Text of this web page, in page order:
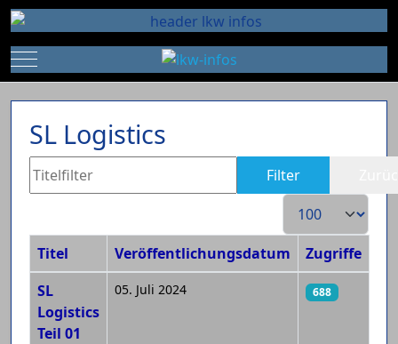
Mobile Menu Toggle
SL Logistics
Titelfilter Filter
Anzeige #
Beiträge
Titel Veröffentlichungsdatum
Zugriffe
SL
Logistics
Teil 01
05. Juli 2024 688